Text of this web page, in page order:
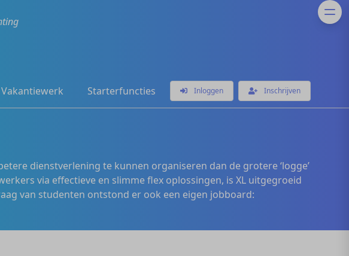
Vakantiewerk Starterfuncties Inloggen Inschrijven
dienstverlening te kunnen organiseren dan de grotere ‘logge’
via effectieve en slimme flex oplossingen, is XL uitgegroeid
van studenten ontstond er ook een eigen jobboard: